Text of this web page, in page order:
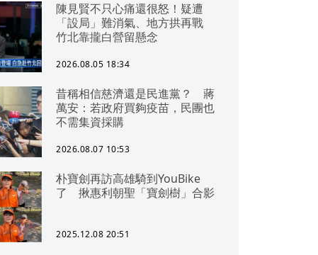
陳見賢不只心痛還很怒！疑遭
「設局」難消氣、地方拱再戰
竹北靠攏白營留懸念
2026.08.05 18:34
昔稱相信慈濟還是民進黨？ 蔣
萬安：若政府買夠疫苗，民團也
不需集資採購
2026.08.07 10:53
朴寶劍再訪高雄騎到YouBike
了 揪惠利朝聖「寶劍樹」合影
2025.12.08 20:51